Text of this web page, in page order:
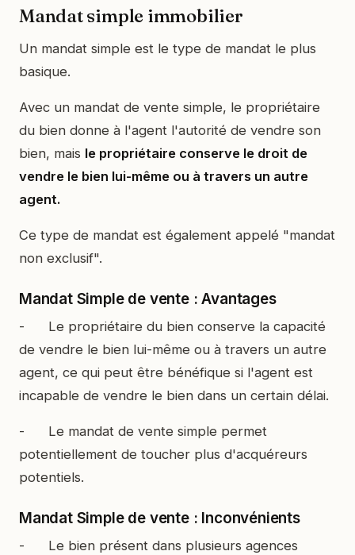
Mandat simple immobilier
Un mandat simple est le type de mandat le plus
basique.
Avec un mandat de vente simple, le propriétaire
du bien donne à l'agent l'autorité de vendre son
bien, mais le propriétaire conserve le droit de
vendre le bien lui-même ou à travers un autre
agent.
Ce type de mandat est également appelé "mandat
non exclusif".
Mandat Simple de vente : Avantages
- Le propriétaire du bien conserve la capacité
de vendre le bien lui-même ou à travers un autre
agent, ce qui peut être bénéfique si l'agent est
incapable de vendre le bien dans un certain délai.
- Le mandat de vente simple permet
potentiellement de toucher plus d'acquéreurs
potentiels.
Mandat Simple de vente : Inconvénients
- Le bien présent dans plusieurs agences